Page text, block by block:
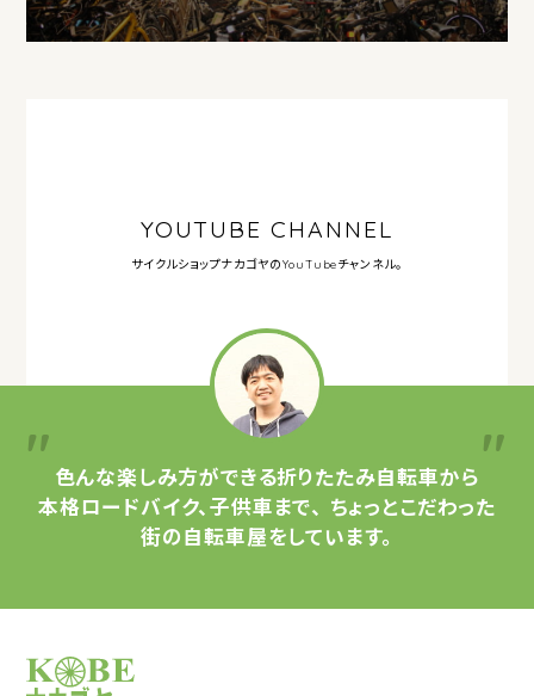
YOUTUBE CHANNEL
サイクルショップナカゴヤのYouTubeチャンネル。
色んな楽しみ方ができる折りたたみ自転車から
本格ロードバイク、子供車まで、 ちょっとこだわった
街の自転車屋をしています。
サイクルショップナカゴヤ